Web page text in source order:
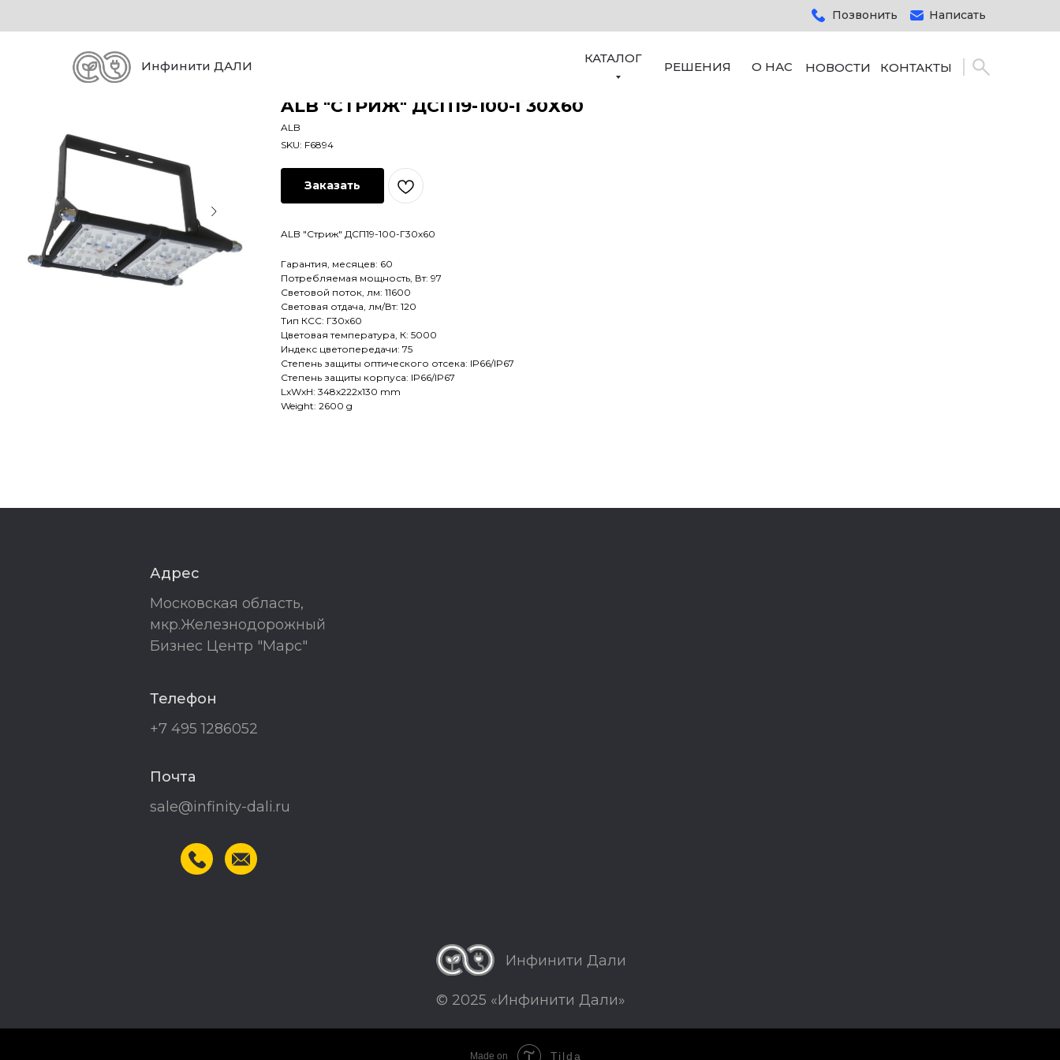
Позвонить
Инфинити ДАЛИ
Написать
КАТАЛОГ
РЕШЕНИЯ О НАС НОВОСТИ КОНТАКТЫ
ALB "СТРИЖ" ДСП19-100-Г30Х60
ALB
SKU: F6894
Заказать
ALB "Стриж" ДСП19-100-Г30х60
Гарантия, месяцев: 60
Потребляемая мощность, Вт: 97
Световой поток, лм: 11600
Световая отдача, лм/Вт: 120
Тип КСС: Г30х60
Цветовая температура, К: 5000
Индекс цветопередачи: 75
Степень защиты оптического отсека: IP66/IP67
Степень защиты корпуса: IP66/IP67
LxWxH: 348x222x130 mm
Weight: 2600 g
© 2025 «Инфинити Дали»
Адрес
Московская область,
мкр.Железнодорожный
Бизнес Центр "Марс"
Телефон
+7 495 1286052
Почта
sale@infinity-dali.ru
Инфинити Дали
Made on Tilda